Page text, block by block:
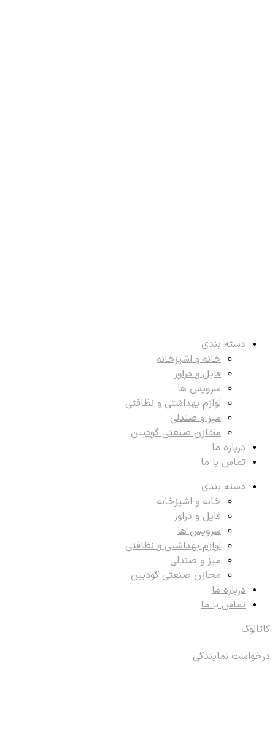
دسته بندی
خانه و اشپزخانه
فایل و دراور
سرویس ها
لوازم بهداشتی و نظافتی
میز و صندلی
مخازن صنعتی گودبین
درباره ما
تماس با ما
دسته بندی
خانه و اشپزخانه
فایل و دراور
سرویس ها
لوازم بهداشتی و نظافتی
میز و صندلی
مخازن صنعتی گودبین
درباره ما
تماس با ما
کاتالوگ
درخواست نمایندگی